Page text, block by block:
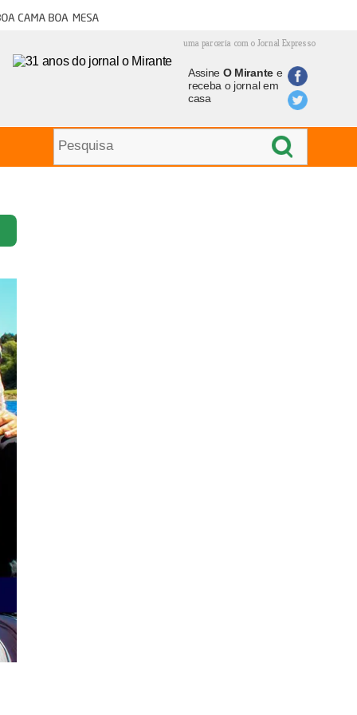
cama boa mesa
uma parceria com o Jornal Expresso
Assine O Mirantee
receba o jornal em
casa